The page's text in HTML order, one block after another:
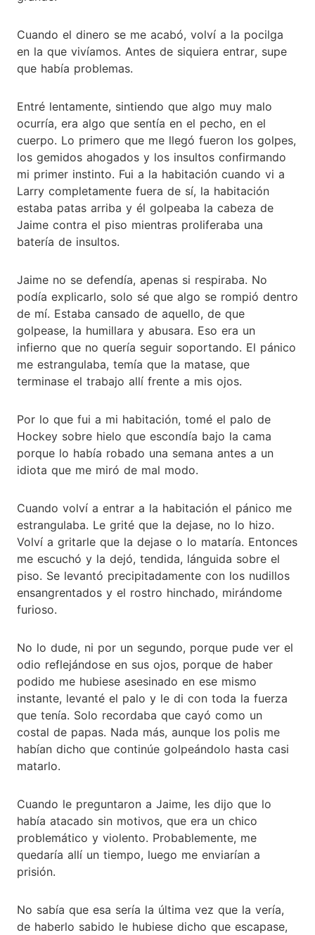
Cuando el dinero se me acabó, volví a la pocilga
en la que vivíamos. Antes de siquiera entrar, supe
que había problemas.
Entré lentamente, sintiendo que algo muy malo
ocurría, era algo que sentía en el pecho, en el
cuerpo. Lo primero que me llegó fueron los golpes,
los gemidos ahogados y los insultos confirmando
mi primer instinto. Fui a la habitación cuando vi a
Larry completamente fuera de sí, la habitación
estaba patas arriba y él golpeaba la cabeza de
Jaime contra el piso mientras proliferaba una
batería de insultos.
Jaime no se defendía, apenas si respiraba. No
podía explicarlo, solo sé que algo se rompió dentro
de mí. Estaba cansado de aquello, de que
golpease, la humillara y abusara. Eso era un
infierno que no quería seguir soportando. El pánico
me estrangulaba, temía que la matase, que
terminase el trabajo allí frente a mis ojos.
Por lo que fui a mi habitación, tomé el palo de
Hockey sobre hielo que escondía bajo la cama
porque lo había robado una semana antes a un
idiota que me miró de mal modo.
Cuando volví a entrar a la habitación el pánico me
estrangulaba. Le grité que la dejase, no lo hizo.
Volví a gritarle que la dejase o lo mataría. Entonces
me escuchó y la dejó, tendida, lánguida sobre el
piso. Se levantó precipitadamente con los nudillos
ensangrentados y el rostro hinchado, mirándome
furioso.
No lo dude, ni por un segundo, porque pude ver el
odio reflejándose en sus ojos, porque de haber
podido me hubiese asesinado en ese mismo
instante, levanté el palo y le di con toda la fuerza
que tenía. Solo recordaba que cayó como un
costal de papas. Nada más, aunque los polis me
habían dicho que continúe golpeándolo hasta casi
matarlo.
Cuando le preguntaron a Jaime, les dijo que lo
había atacado sin motivos, que era un chico
problemático y violento. Probablemente, me
quedaría allí un tiempo, luego me enviarían a
prisión.
No sabía que esa sería la última vez que la vería,
de haberlo sabido le hubiese dicho que escapase,